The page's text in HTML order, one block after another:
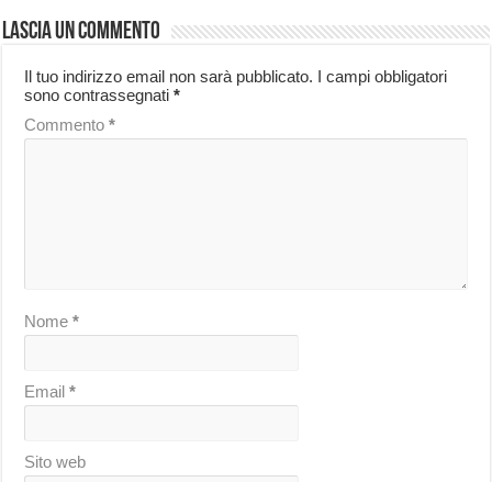
Lascia un commento
Il tuo indirizzo email non sarà pubblicato. I campi obbligatori
sono contrassegnati*
Commento*
Nome*
Email*
Sito web